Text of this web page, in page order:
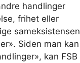
handlinger
frihet eller
sameksistensen
Siden man kan
kan FSB